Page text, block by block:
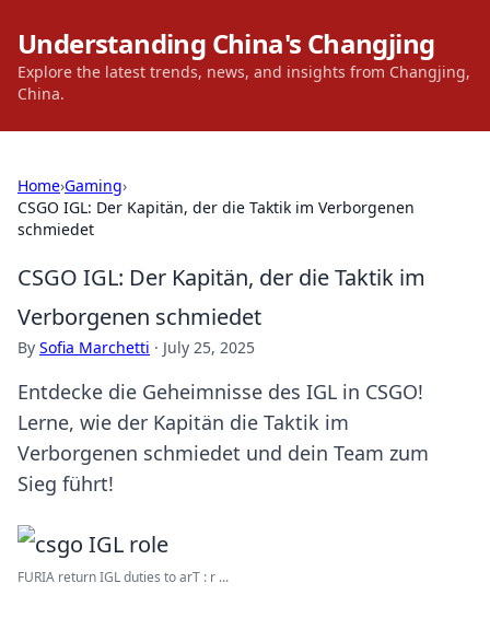
Understanding China's Changjing
Explore the latest trends, news, and insights from Changjing,
China.
Home›Gaming›
CSGO IGL: Der Kapitän, der die Taktik im Verborgenen
schmiedet
CSGO IGL: Der Kapitän, der die Taktik im
Verborgenen schmiedet
By Sofia Marchetti · July 25, 2025
Entdecke die Geheimnisse des IGL in CSGO!
Lerne, wie der Kapitän die Taktik im
Verborgenen schmiedet und dein Team zum
Sieg führt!
FURIA return IGL duties to arT : r ...